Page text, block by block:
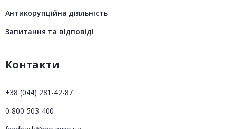
Антикорупційна діяльність
Запитання та відповіді
Контакти
+38 (044) 281-42-87
0-800-503-400